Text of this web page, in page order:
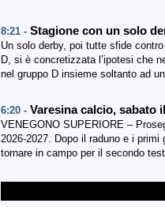
8:21 - Stagione con un solo
Un solo derby, poi tutte sfide
D, si è concretizzata l’ipotesi che
nel gruppo D insieme soltanto ad
6:20 - Varesina calcio, sabato
VENEGONO SUPERIORE –
2026-2027. Dopo il raduno e i
tornare in campo per il secondo